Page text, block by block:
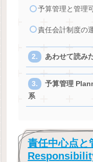
予算管理と管理
責任会計制度の
あわせて読み
予算管理
系
責任中心点と